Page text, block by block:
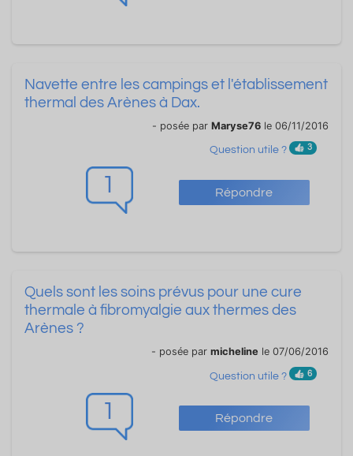
1 Répondre
Navette entre les campings et l'établissement
thermal des Arènes à Dax.
- posée par Maryse76 le 06/11/2016
Question utile ? 3
1 Répondre
Quels sont les soins prévus pour une cure
thermale à fibromyalgie aux thermes des
Arènes ?
- posée par micheline le 07/06/2016
Question utile ? 6